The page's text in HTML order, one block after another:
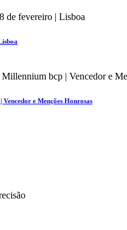
e Menções Honrosas